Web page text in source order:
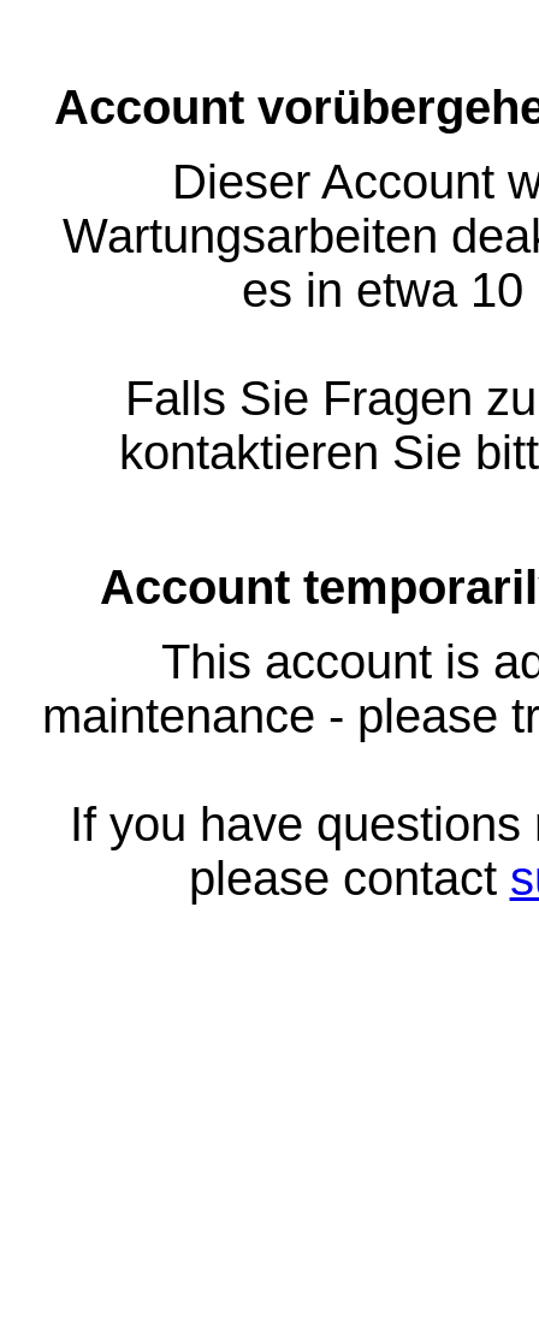
Account
Dieser Account
Wartungsarbeiten
es in etwa
Falls Sie Fragen
kontaktieren Sie
Account
This account is
maintenance - please
If you have
please contact